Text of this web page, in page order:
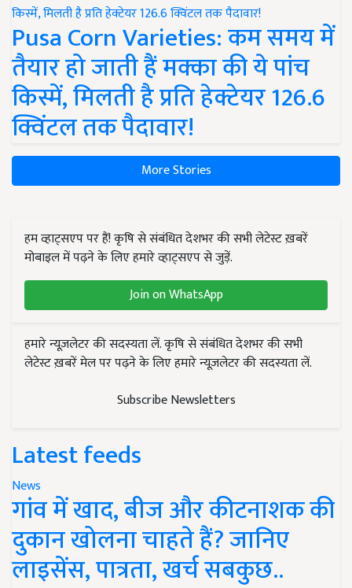
Pusa Corn Varieties: कम समय में
तैयार हो जाती हैं मक्का की ये पांच
किस्में, मिलती है प्रति हेक्टेयर 126.6
क्विंटल तक पैदावार!
More Stories
हम व्हाट्सएप पर हैं! कृषि से संबंधित देशभर की सभी लेटेस्ट ख़बरें
मोबाइल में पढ़ने के लिए हमारे व्हाट्सएप से जुड़ें.
Join on WhatsApp
हमारे न्यूज़लेटर की सदस्यता लें. कृषि से संबंधित देशभर की सभी
लेटेस्ट ख़बरें मेल पर पढ़ने के लिए हमारे न्यूज़लेटर की सदस्यता लें.
Subscribe Newsletters
Latest feeds
News
गांव में खाद, बीज और कीटनाशक की
दुकान खोलना चाहते हैं? जानिए
लाइसेंस, पात्रता, खर्च सबकुछ..